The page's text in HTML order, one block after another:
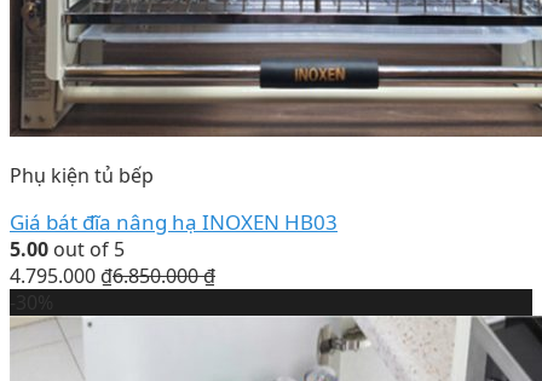
Phụ kiện tủ bếp
Giá bát đĩa nâng hạ INOXEN HB03
5.00 out of 5
4.795.000 ₫6.850.000₫